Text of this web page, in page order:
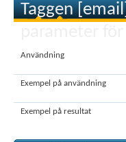
Taggen
Användning
Exempel på användning
Exempel på resultat